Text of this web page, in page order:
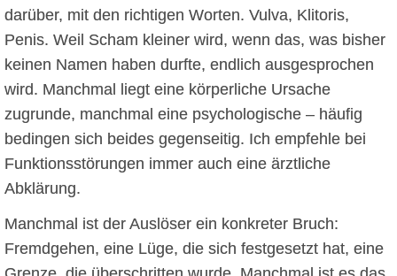
darüber, mit den richtigen Worten. Vulva, Klitoris,
Penis. Weil Scham kleiner wird, wenn das, was bisher
keinen Namen haben durfte, endlich ausgesprochen
wird. Manchmal liegt eine körperliche Ursache
zugrunde, manchmal eine psychologische – häufig
bedingen sich beides gegenseitig. Ich empfehle bei
Funktionsstörungen immer auch eine ärztliche
Abklärung.
Manchmal ist der Auslöser ein konkreter Bruch:
Fremdgehen, eine Lüge, die sich festgesetzt hat, eine